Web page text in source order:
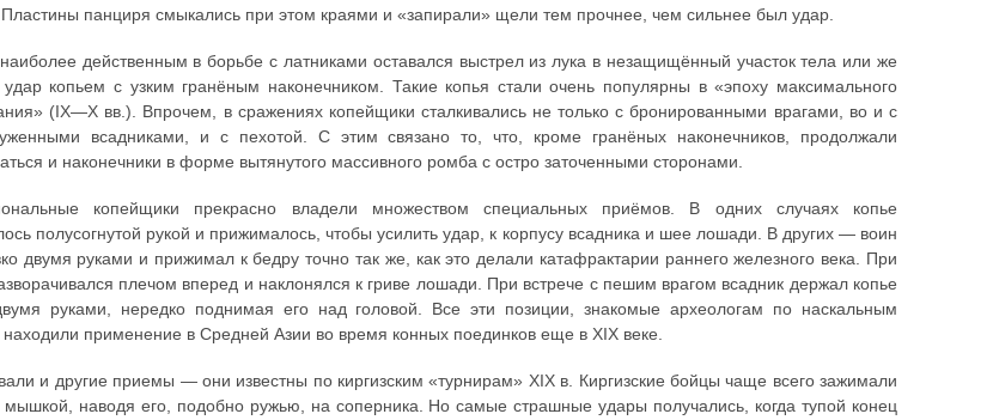
панциря смыкались при этом краями и «запирали» щели тем прочнее, чем сильнее был удар.
действенным в борьбе с латниками оставался выстрел из лука в незащищённый участок тела или же
копьем с узким гранёным наконечником. Такие копья стали очень популярны в «эпоху максимального
(IX—X вв.). Впрочем, в сражениях копейщики сталкивались не только с бронированными врагами, во и с
всадниками, и с пехотой. С этим связано то, что, кроме гранёных наконечников, продолжали
и наконечники в форме вытянутого массивного ромба с остро заточенными сторонами.
копейщики прекрасно владели множеством специальных приёмов. В одних случаях копье
полусогнутой рукой и прижималось, чтобы усилить удар, к корпусу всадника и шее лошади. В других — воин
двумя руками и прижимал к бедру точно так же, как это делали катафрактарии раннего железного века. При
плечом вперед и наклонялся к гриве лошади. При встрече с пешим врагом всадник держал копье
руками, нередко поднимая его над головой. Все эти позиции, знакомые археологам по наскальным
находили применение в Средней Азии во время конных поединков еще в XIX веке.
и другие приемы — они известны по киргизским «турнирам» XIX в. Киргизские бойцы чаще всего зажимали
мышкой, наводя его, подобно ружью, на соперника. Но самые страшные удары получались, когда тупой конец